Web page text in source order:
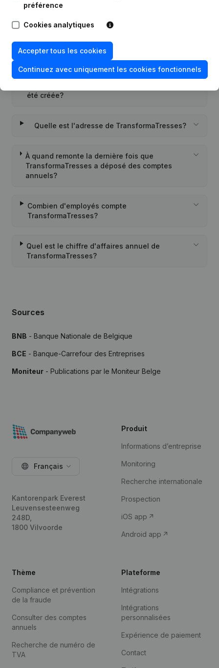
Quel est le numéro de TVA de
Quel est l'identifiant PEPPOL de
TransformaTresses?
été créée?
Quelle est l'adresse de TransformaTresses?
À quand remonte la dernière fois que
TransformaTresses a déposé des comptes
annuels?
Combien d'employés compte
TransformaTresses?
Quel est le chiffre d'affaires annuel de
TransformaTresses?
Sources
BNB - Banque Nationale de Belgique
BCE - Banque-Carrefour des Entreprises
Moniteur - Publications par le Moniteur Belge
préférence
Cookies analytiques
Accepter tous les cookies
Continuez avec uniquement les cookies fonctionnels
Français
Kantorenpark Everest
Leuvensesteenweg
248D,
1800 Vilvoorde
Produit
Informations d’entreprise
Monitoring
Recherche internationale
Prospection
iOS app
Android app
Thème
Compliance et prévention
de la fraude
Consulter des comptes
annuels
Recherche de numéro de
TVA
Plateforme
Intégrations
Intégrations
personnalisées
Expérience de paiement
Contact